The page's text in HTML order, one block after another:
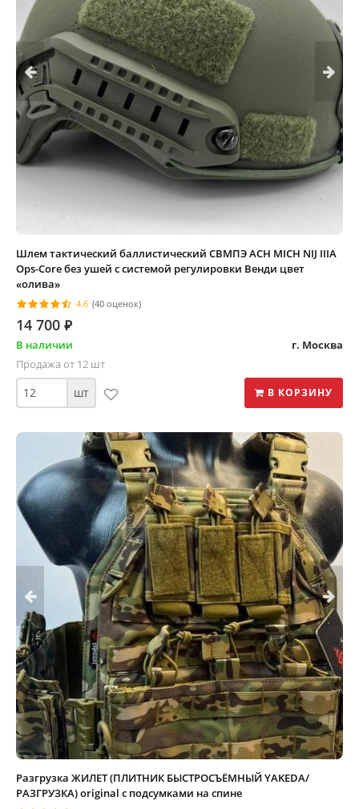
Шлем тактический баллистический СВМПЭ ACH MICH NIJ IIIA
Ops-Core без ушей с системой регулировки Венди цвет
«олива»
4.6 (40 оценок)
14 700 ⃏
В наличии
г. Москва
Продажа от 12 шт
шт В КОРЗИНУ
Разгрузка ЖИЛЕТ (ПЛИТНИК БЫСТРОСЪЁМНЫЙ YAKEDA/
РАЗГРУЗКА) original с подсумками на спине